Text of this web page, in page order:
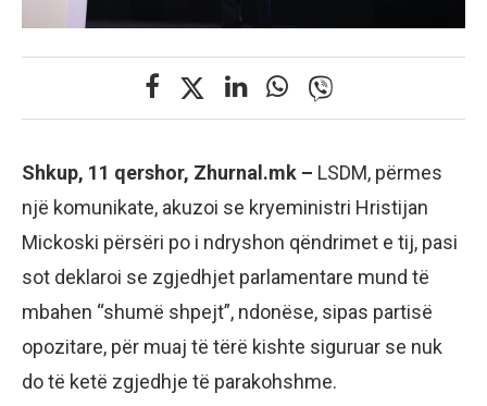
Shkup, 11 qershor, Zhurnal.mk – LSDM, përmes
një komunikate, akuzoi se kryeministri Hristijan
Mickoski përsëri po i ndryshon qëndrimet e tij, pasi
sot deklaroi se zgjedhjet parlamentare mund të
mbahen “shumë shpejt”, ndonëse, sipas partisë
opozitare, për muaj të tërë kishte siguruar se nuk
do të ketë zgjedhje të parakohshme.